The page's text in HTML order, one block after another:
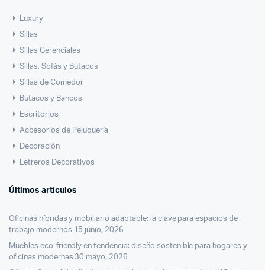
Luxury
Sillas
Sillas Gerenciales
Sillas, Sofás y Butacos
Sillas de Comedor
Butacos y Bancos
Escritorios
Accesorios de Peluquería
Decoración
Letreros Decorativos
Últimos artículos
Oficinas híbridas y mobiliario adaptable: la clave para espacios de
trabajo modernos 15 junio, 2026
Muebles eco-friendly en tendencia: diseño sostenible para hogares y
oficinas modernas 30 mayo, 2026